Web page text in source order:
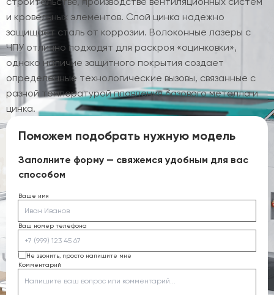
и кровельных элементов. Слой цинка надежно
защищает сталь от коррозии. Волоконные лазеры с
ЧПУ отлично подходят для раскроя «оцинковки»,
однако наличие защитного покрытия создает
определенные технологические вызовы, связанные с
разной температурой плавления базового металла и
цинка.
Поможем подобрать нужную модель
Заполните форму — свяжемся удобным для вас
способом
Ваше имя
Ваш номер телефона
Не звонить, просто напишите мне
Комментарий